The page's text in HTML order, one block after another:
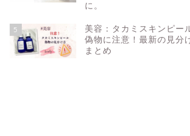
に。
5
美容：タカミスキンピー
偽物に注意！最新の見分
まとめ